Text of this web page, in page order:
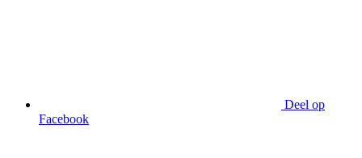
Deel op
Facebook